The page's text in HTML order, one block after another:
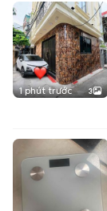
1 phút trước 3